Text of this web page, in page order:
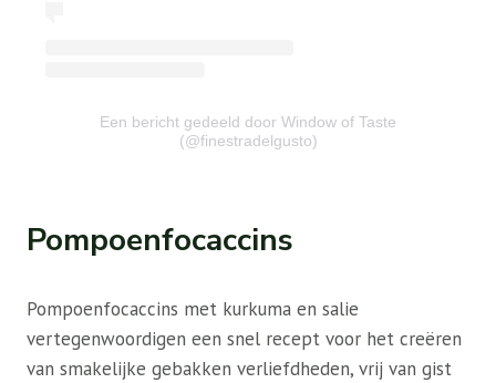
Een bericht gedeeld door Window of Taste
(@finestradelgusto)
Pompoenfocaccins
Pompoenfocaccins met kurkuma en salie
vertegenwoordigen een snel recept voor het creëren
van smakelijke gebakken verliefdheden, vrij van gist